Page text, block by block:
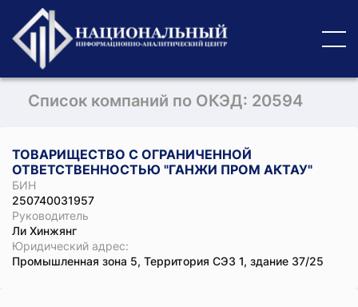
Список компаний по ОКЭД: 20594
ТОВАРИЩЕСТВО С ОГРАНИЧЕННОЙ
ОТВЕТСТВЕННОСТЬЮ "ГАНЖИ ПРОМ АКТАУ"
БИН
250740031957
Руководитель
Ли Хинжянг
Юридический адрес:
Промышленная зона 5, Территория СЭЗ 1, здание 37/25